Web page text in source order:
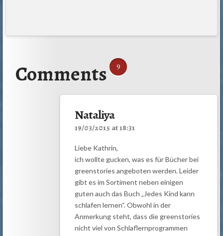
Comments 9
Nataliya
19/03/2015 at 18:31
Liebe Kathrin,
ich wollte gucken, was es für Bücher bei
greenstories angeboten werden. Leider
gibt es im Sortiment neben einigen
guten auch das Buch „Jedes Kind kann
schlafen lernen“. Obwohl in der
Anmerkung steht, dass die greenstories
nicht viel von Schlaflernprogrammen